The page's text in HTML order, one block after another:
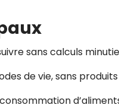
sans calculs
de vie, sans